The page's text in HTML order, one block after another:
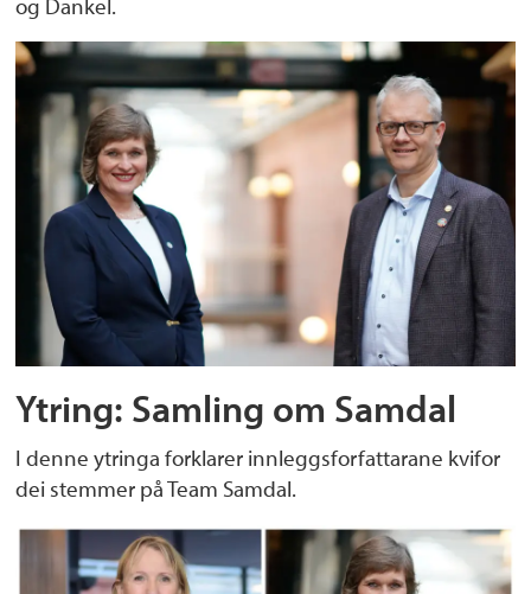
Ytring: Samling om Samdal
I denne ytringa forklarer innleggsforfattarane kvifor
dei stemmer på Team Samdal.